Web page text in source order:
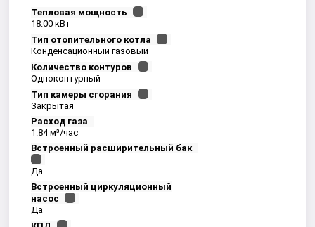
Тепловая мощность
18.00 кВт
Тип отопительного котла
Конденсационный газовый
Количество контуров
Одноконтурный
Тип камеры сгорания
Закрытая
Расход газа
1.84 м³/час
Встроенный расширительный бак
Да
Встроенный циркуляционный
насос
Да